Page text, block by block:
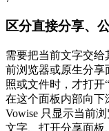
区分直接分享、
需要把当前文字交给
前浏览器或原生分享
照或文件时，才打开
在这个面板内部向下
Vowise 只显示当前
文字、打开分享面板